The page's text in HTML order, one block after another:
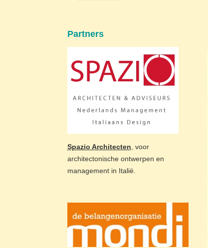
Partners
Spazio Architecten, voor
architectonische ontwerpen en
management in Italië.